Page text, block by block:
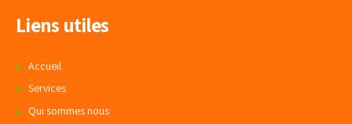
Liens utiles
Accueil
Services
Qui sommes nous